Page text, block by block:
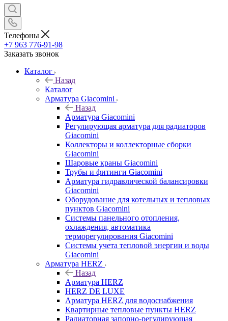
Телефоны
+7 963 776-91-98
Заказать звонок
Каталог
Назад
Каталог
Арматура Giacomini
Назад
Арматура Giacomini
Регулирующая арматура для радиаторов
Giacomini
Коллекторы и коллекторные сборки
Giacomini
Шаровые краны Giacomini
Трубы и фитинги Giacomini
Арматура гидравлической балансировки
Giacomini
Оборудование для котельных и тепловых
пунктов Giacomini
Системы панельного отопления,
охлаждения, автоматика
терморегулирования Giacomini
Системы учета тепловой энергии и воды
Giacomini
Арматура HERZ
Назад
Арматура HERZ
HERZ DE LUXE
Арматура HERZ для водоснабжения
Квартирные тепловые пункты HERZ
Радиаторная запорно-регулирующая